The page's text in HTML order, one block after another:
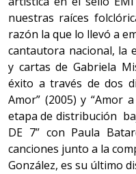
nuestras raíces
razón la que lo llevó a
cantautora nacional, la
y cartas de Gabriela
éxito a través de dos
Amor” (2005) y “Amor
etapa de distribución
DE 7” con Paula
canciones junto a la
González, es su último